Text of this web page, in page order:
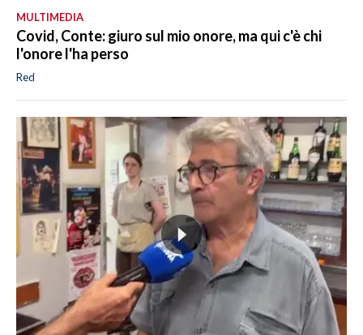
MULTIMEDIA
Covid, Conte: giuro sul mio onore, ma qui c'è chi
l'onore l'ha perso
Red